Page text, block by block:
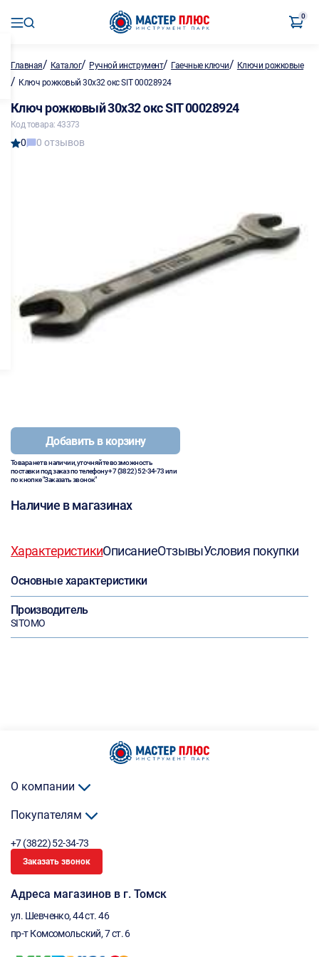
0
Главная/ Каталог/ Ручной инструмент/ Гаечные ключи/ Ключи рожковые
/ Ключ рожковый 30х32 окс SIT 00028924
Ключ рожковый 30х32 окс SIT 00028924
Код товара: 43373
0 0 отзывов
Добавить в корзину
Товара нет в наличии, уточняйте возможность
поставки под заказ по телефону+7 (3822) 52-34-73или
по кнопке "Заказать звонок"
Наличие в магазинах
ХарактеристикиОписаниеОтзывыУсловия покупки
Основные характеристики
Производитель
SITOMO
О компании
Покупателям
+7 (3822) 52-34-73
Заказать звонок
Адреса магазинов в г. Томск
ул. Шевченко, 44 ст. 46
пр-т Комсомольский, 7 ст. 6